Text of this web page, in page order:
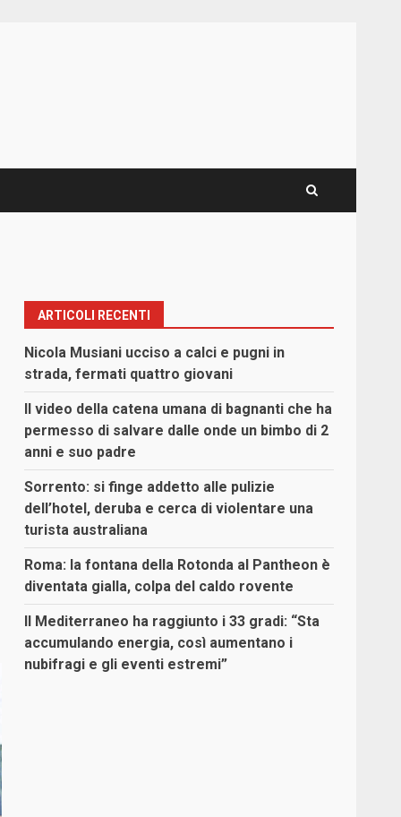
ARTICOLI RECENTI
Nicola Musiani ucciso a calci e pugni in
strada, fermati quattro giovani
Il video della catena umana di bagnanti che ha
permesso di salvare dalle onde un bimbo di 2
anni e suo padre
Sorrento: si finge addetto alle pulizie
dell’hotel, deruba e cerca di violentare una
turista australiana
Roma: la fontana della Rotonda al Pantheon è
diventata gialla, colpa del caldo rovente
Il Mediterraneo ha raggiunto i 33 gradi: “Sta
accumulando energia, così aumentano i
nubifragi e gli eventi estremi”